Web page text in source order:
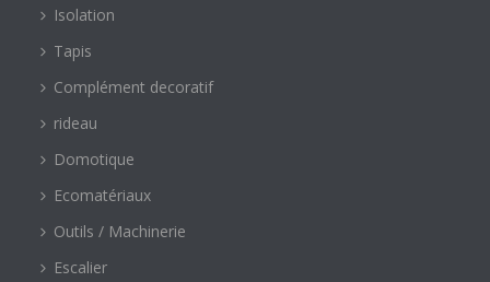
Isolation
Tapis
Complément decoratif
rideau
Domotique
Ecomatériaux
Outils / Machinerie
Escalier